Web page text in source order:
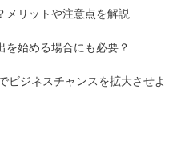
メリットや注意点を解説
始める場合にも必要？
ビジネスチャンスを拡大させよ